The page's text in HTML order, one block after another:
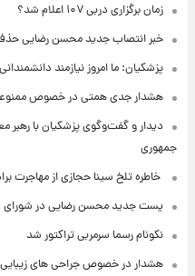
زمان برگزاری دربی ۱۰۷ اعلام شد؟
خبر انتصاب جدید محسن رضایی حذف
پزشکیان: ما امروز نیازمند
هشدار جدی همتی در خصوص ممنوعیت
دیدار و گفت‌وگوی پزشکیان با رهبر
جمهوری
خاطره تلخ سینا حجازی از مهاجرت
پست جدید محسن رضایی در شورای
نکونام رسما سرمربی تراکتور شد
هشدار در خصوص جراحی های زیبایی: از